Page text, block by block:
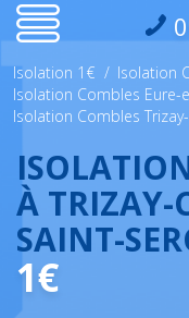
Isolation 1€ / Isolation
Isolation Combles Eure-
Isolation Combles
À TRIZAY-
SAINT-
1€